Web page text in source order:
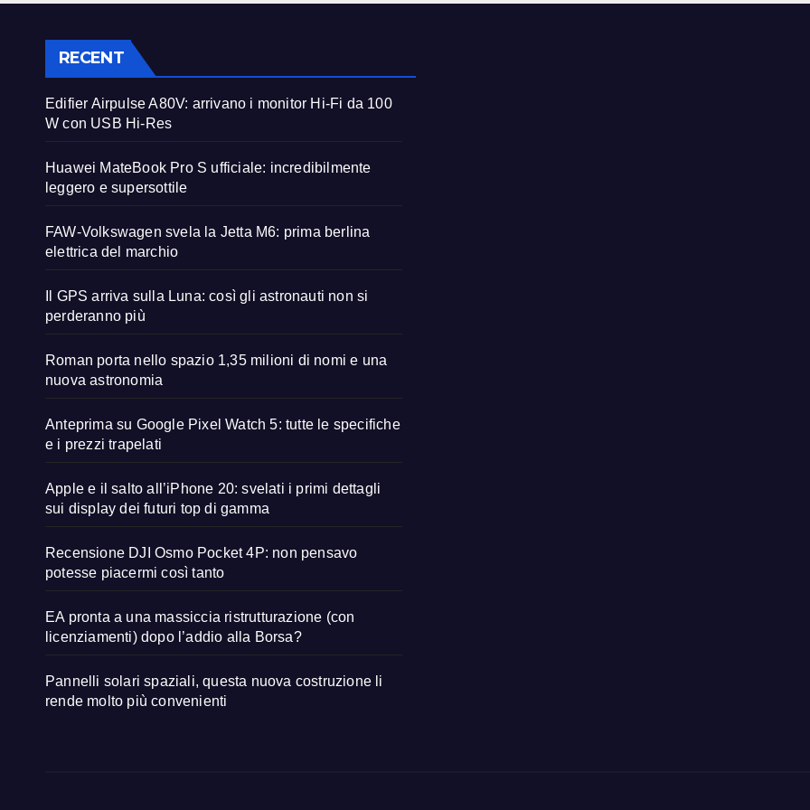
RECENT
Edifier Airpulse A80V: arrivano i monitor Hi-Fi da 100
W con USB Hi-Res
Huawei MateBook Pro S ufficiale: incredibilmente
leggero e supersottile
FAW-Volkswagen svela la Jetta M6: prima berlina
elettrica del marchio
Il GPS arriva sulla Luna: così gli astronauti non si
perderanno più
Roman porta nello spazio 1,35 milioni di nomi e una
nuova astronomia
Anteprima su Google Pixel Watch 5: tutte le specifiche
e i prezzi trapelati
Apple e il salto all’iPhone 20: svelati i primi dettagli
sui display dei futuri top di gamma
Recensione DJI Osmo Pocket 4P: non pensavo
potesse piacermi così tanto
EA pronta a una massiccia ristrutturazione (con
licenziamenti) dopo l’addio alla Borsa?
Pannelli solari spaziali, questa nuova costruzione li
rende molto più convenienti